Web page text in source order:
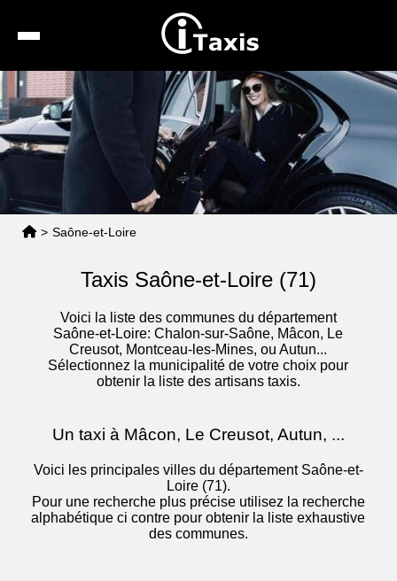
Recherche
Calcul de tarif
Taxis conventionnés
Espace pro
> Saône-et-Loire
Taxis Saône-et-Loire (71)
Voici la liste des communes du département
Saône-et-Loire: Chalon-sur-Saône, Mâcon, Le
Creusot, Montceau-les-Mines, ou Autun...
Sélectionnez la municipalité de votre choix pour
obtenir la liste des artisans taxis.
Un taxi à Mâcon, Le Creusot, Autun, ...
Voici les principales villes du département Saône-et-
Loire (71).
Pour une recherche plus précise utilisez la recherche
alphabétique ci contre pour obtenir la liste exhaustive
des communes.